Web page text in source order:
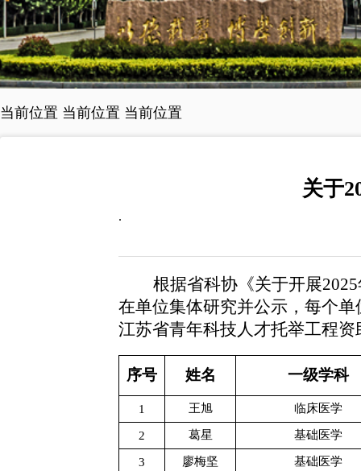
当前位置 当前位置 当前位置
关于
.
根据省科协《关于开展
在单位集体研究并公示，每个
江苏省青年科技人才托举工程
序号 姓名 一级学科
1 王旭 临床医学
2 葛星 基础医学
3 廖梅坚 基础医学